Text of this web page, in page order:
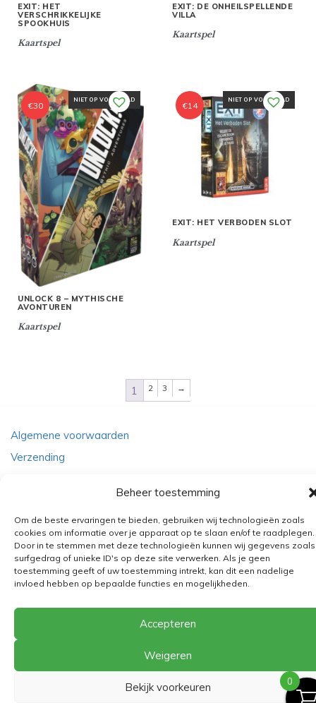
Beheer toestemming
Om de beste ervaringen te bieden, gebruiken wij technologieën zoals
cookies om informatie over je apparaat op te slaan en/of te raadplegen.
Door in te stemmen met deze technologieën kunnen wij gegevens zoals
surfgedrag of unieke ID's op deze site verwerken. Als je geen
toestemming geeft of uw toestemming intrekt, kan dit een nadelige
invloed hebben op bepaalde functies en mogelijkheden.
Accepteren
Weigeren
Bekijk voorkeuren
EXIT: HET
VERSCHRIKKELIJKE
SPOOKHUIS
Kaartspel
EXIT: DE ONHEILSPELLENDE
VILLA
Kaartspel
NIET OP VOORRAAD
UNLOCK 8 – MYTHISCHE
AVONTUREN
Kaartspel
€30
NIET OP VOORRAAD
EXIT: HET VERBODEN SLOT
Kaartspel
€14
1 2 3 →
Algemene voorwaarden
Verzending
© 2026 The Playground
0